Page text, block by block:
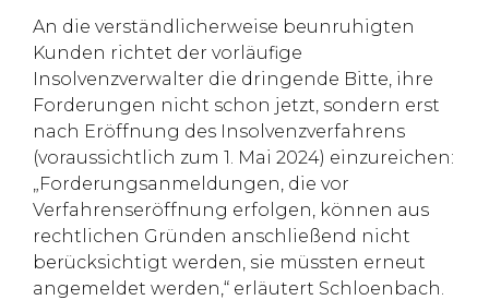
An die verständlicherweise beunruhigten
Kunden richtet der vorläufige
Insolvenzverwalter die dringende Bitte, ihre
Forderungen nicht schon jetzt, sondern erst
nach Eröffnung des Insolvenzverfahrens
(voraussichtlich zum 1. Mai 2024) einzureichen:
„Forderungsanmeldungen, die vor
Verfahrenseröffnung erfolgen, können aus
rechtlichen Gründen anschließend nicht
berücksichtigt werden, sie müssten erneut
angemeldet werden,“ erläutert Schloenbach.